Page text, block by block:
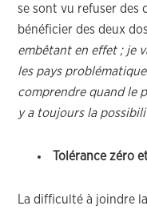
se sont vu refuser des
bénéficier des deux
embêtant en effet ; je
les pays
comprendre quand le
y a toujours la
Tolérance zéro
La difficulté à joindre